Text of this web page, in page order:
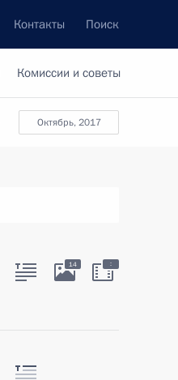
Контакты Поиск
Комиссии и советы
октябрь, 2017
14 :